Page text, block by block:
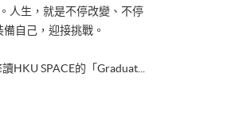
人生，就是不停改變、不停
自己，迎接挑戰。
HKU SPACE的「Graduat...